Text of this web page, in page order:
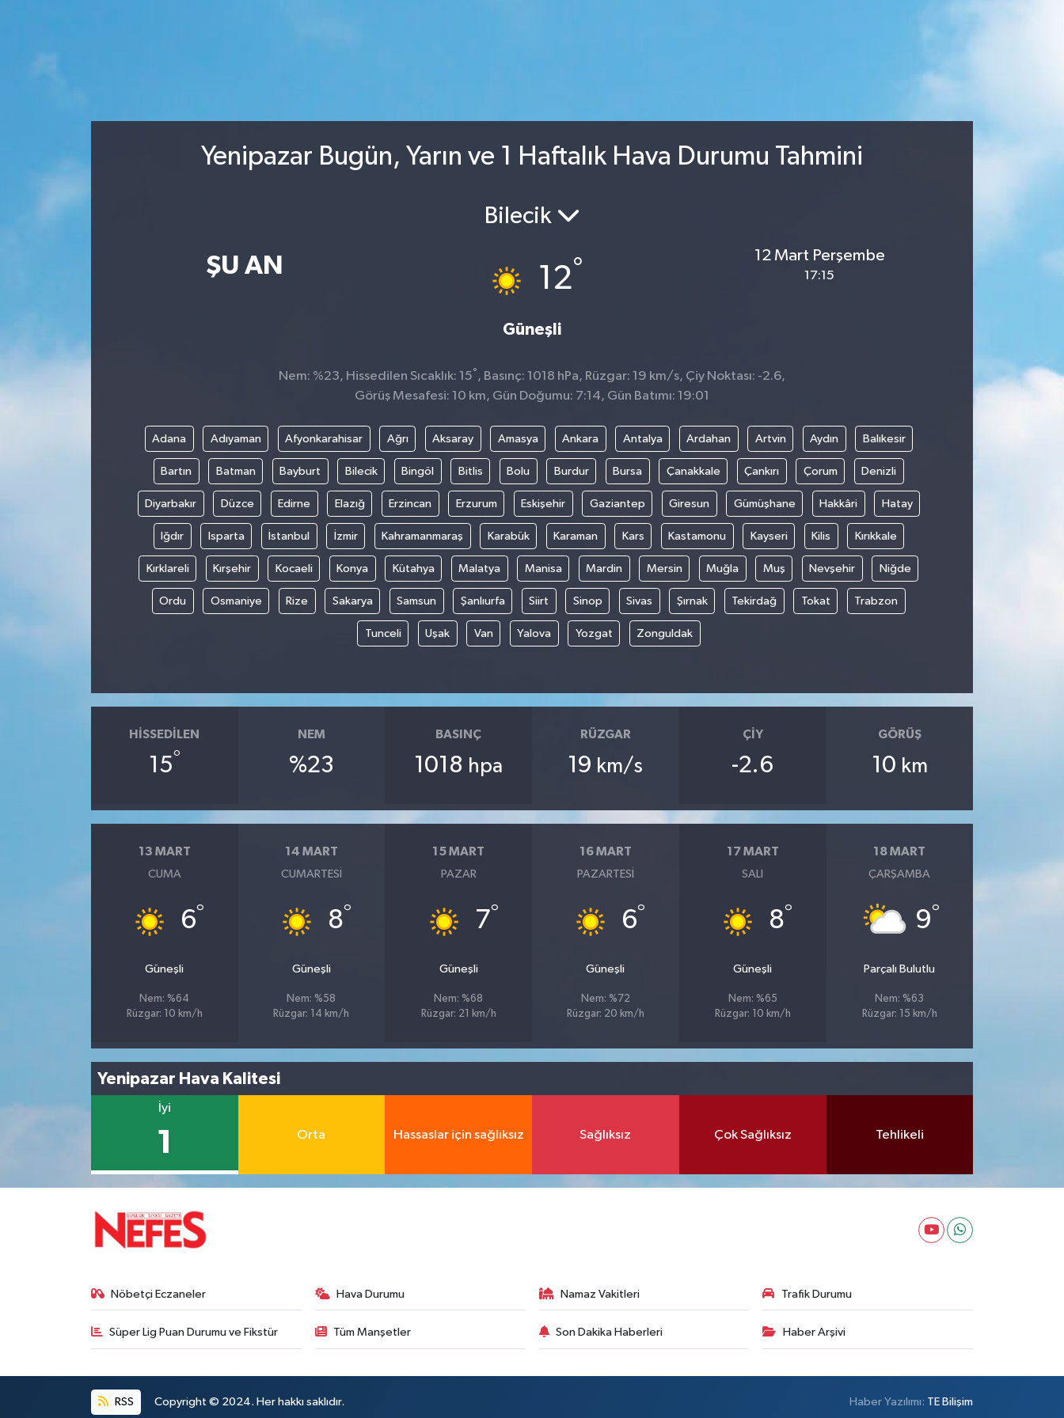
Yenipazar Bugün, Yarın ve 1 Haftalık Hava Durumu Tahmini
ŞU AN
Bilecik
12°
Güneşli
12 Mart Perşembe
17:15
Nem: %23, Hissedilen Sıcaklık: 15° , Basınç: 1018 hPa, Rüzgar: 19 km/s, Çiy Noktası: -2.6,
Görüş Mesafesi: 10 km, Gün Doğumu: 7:14, Gün Batımı: 19:01
Adana Adıyaman Afyonkarahisar Ağrı Aksaray Amasya Ankara Antalya Ardahan Artvin Aydın Balıkesir
Bartın Batman Bayburt Bilecik Bingöl Bitlis Bolu Burdur Bursa Çanakkale Çankırı Çorum Denizli
Diyarbakır Düzce Edirne Elazığ Erzincan Erzurum Eskişehir Gaziantep Giresun Gümüşhane Hakkâri Hatay
Iğdır Isparta İstanbul İzmir Kahramanmaraş Karabük Karaman Kars Kastamonu Kayseri Kilis Kırıkkale
Kırklareli Kırşehir Kocaeli Konya Kütahya Malatya Manisa Mardin Mersin Muğla Muş Nevşehir Niğde
Ordu Osmaniye Rize Sakarya Samsun Şanlıurfa Siirt Sinop Sivas Şırnak Tekirdağ Tokat Trabzon
Tunceli Uşak Van Yalova Yozgat Zonguldak
HISSEDILEN
15°
NEM
%23
BASINÇ
1018 hpa
RÜZGAR
19 km/s
ÇIY
-2.6
GÖRÜŞ
10 km
13 MART
CUMA
6°
Güneşli
Nem: %64
Rüzgar: 10 km/h
14 MART
CUMARTESI
8°
Güneşli
Nem: %58
Rüzgar: 14 km/h
15 MART
PAZAR
7°
Güneşli
Nem: %68
Rüzgar: 21 km/h
16 MART
PAZARTESI
6°
Güneşli
Nem: %72
Rüzgar: 20 km/h
17 MART
SALI
8°
Güneşli
Nem: %65
Rüzgar: 10 km/h
18 MART
ÇARŞAMBA
9°
Parçalı Bulutlu
Nem: %63
Rüzgar: 15 km/h
Yenipazar Hava Kalitesi
İyi
1 Orta Hassaslar için sağlıksız Sağlıksız Çok Sağlıksız Tehlikeli
Nöbetçi Eczaneler Hava Durumu Namaz Vakitleri Trafik Durumu
Süper Lig Puan Durumu ve Fikstür Tüm Manşetler Son Dakika Haberleri Haber Arşivi
RSS Copyright © 2024. Her hakkı saklıdır. Haber Yazılımı: TE Bilişim